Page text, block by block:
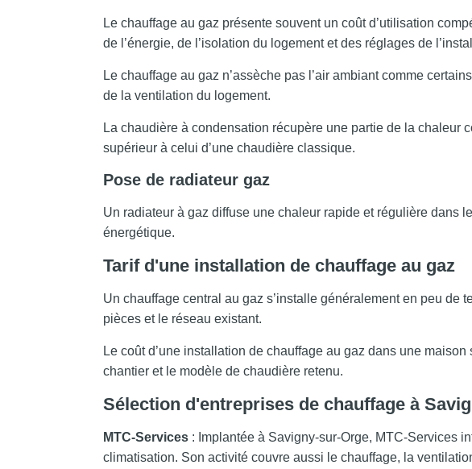
Le chauffage au gaz présente souvent un coût d’utilisation
de l’énergie, de l’isolation du logement et des réglages de
Le chauffage au gaz n’assèche pas l’air ambiant comme
de la ventilation du logement.
La chaudière à condensation récupère une partie de la chaleur
supérieur à celui d’une chaudière classique.
Pose de radiateur gaz
Un radiateur à gaz diffuse une chaleur rapide et régulière dans
énergétique.
Tarif d'une installation de chauffage au gaz
Un chauffage central au gaz s’installe généralement en peu de
pièces et le réseau existant.
Le coût d’une installation de chauffage au gaz dans une
chantier et le modèle de chaudière retenu.
Sélection d'entreprises de chauffage à
MTC-Services: Implantée à Savigny-sur-Orge, MTC-Services
climatisation. Son activité couvre aussi le chauffage, la